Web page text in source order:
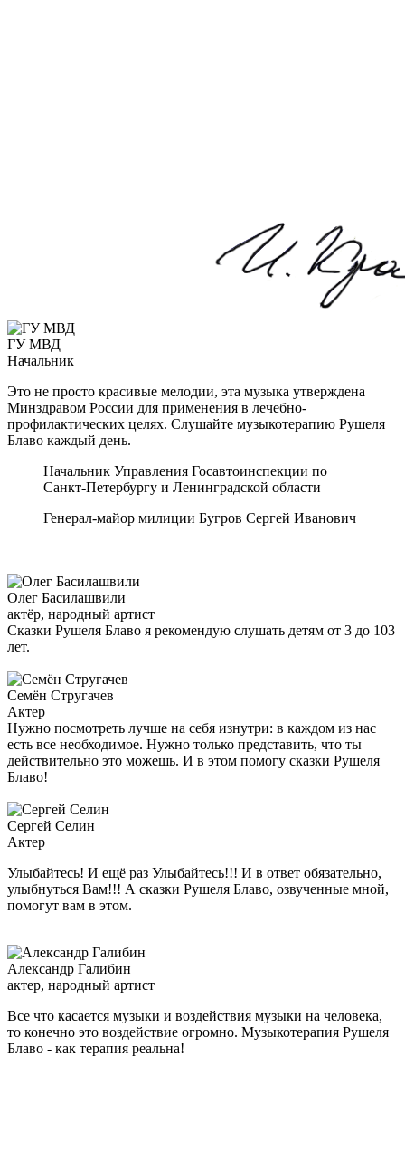
ГУ МВД
Начальник
Это не просто красивые мелодии, эта музыка утверждена
Минздравом России для применения в лечебно-
профилактических целях. Слушайте музыкотерапию Рушеля
Блаво каждый день.
Начальник Управления Госавтоинспекции по
Санкт-Петербургу и Ленинградской области
Генерал-майор милиции Бугров Сергей Иванович
Олег Басилашвили
актёр, народный артист
Сказки Рушеля Блаво я рекомендую слушать детям от 3 до 103
лет.
Семён Стругачев
Актер
Нужно посмотреть лучше на себя изнутри: в каждом из нас
есть все необходимое. Нужно только представить, что ты
действительно это можешь. И в этом помогу сказки Рушеля
Блаво!
Сергей Селин
Актер
Улыбайтесь! И ещё раз Улыбайтесь!!! И в ответ обязательно,
улыбнуться Вам!!! А сказки Рушеля Блаво, озвученные мной,
помогут вам в этом.
Александр Галибин
актер, народный артист
Все что касается музыки и воздействия музыки на человека,
то конечно это воздействие огромно. Музыкотерапия Рушеля
Блаво - как терапия реальна!